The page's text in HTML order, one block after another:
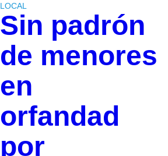
LOCAL
Sin padrón
de menores
en
orfandad
por